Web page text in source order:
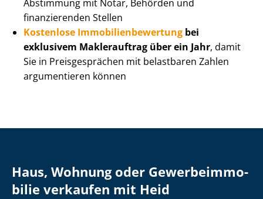
Abstimmung mit Notar, Behörden und
finanzierenden Stellen
Kostenlose Im­mo­bi­li­en­be­wer­tung bei
exklusivem Maklerauftrag über ein Jahr, damit
Sie in Preisgesprächen mit belastbaren Zahlen
argumentieren können
Haus, Wohnung oder Ge­wer­be­im­mo­
bi­lie verkaufen mit Heid